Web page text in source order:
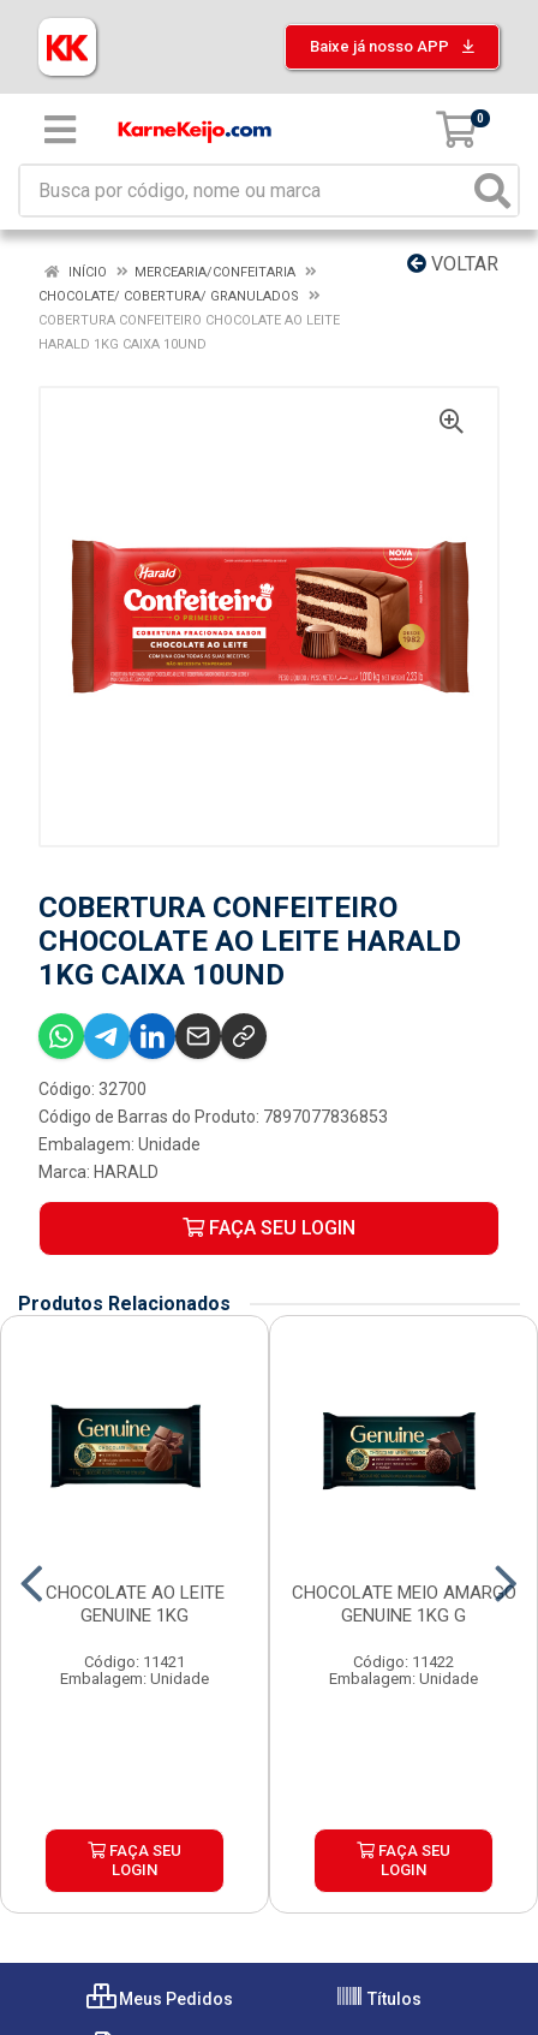
Baixe já nosso APP
0
VOLTAR
INÍCIO
MERCEARIA/CONFEITARIA
CHOCOLATE/ COBERTURA/ GRANULADOS
COBERTURA CONFEITEIRO CHOCOLATE AO LEITE
HARALD 1KG CAIXA 10UND
COBERTURA CONFEITEIRO
CHOCOLATE AO LEITE HARALD
1KG CAIXA 10UND
Código: 32700
Código de Barras do Produto: 7897077836853
Embalagem: Unidade
Marca: HARALD
FAÇA SEU LOGIN
Produtos Relacionados
CHOCOLATE AO LEITE
GENUINE 1KG
Código: 11421
Embalagem: Unidade
FAÇA SEU
LOGIN
CHOCOLATE MEIO AMARGO
GENUINE 1KG G
Código: 11422
Embalagem: Unidade
FAÇA SEU
LOGIN
Meus Pedidos Títulos